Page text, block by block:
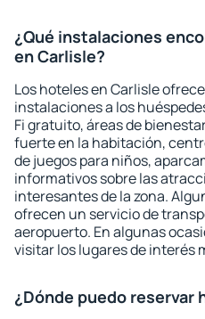
¿Qué instalaciones
en Carlisle?
Los hoteles en Carlisle
instalaciones a los
Fi gratuito, áreas de
fuerte en la habitación,
de juegos para niños,
informativos sobre las
interesantes de la zona.
ofrecen un servicio de
aeropuerto. En algunas
visitar los lugares de interés
¿Dónde puedo reservar